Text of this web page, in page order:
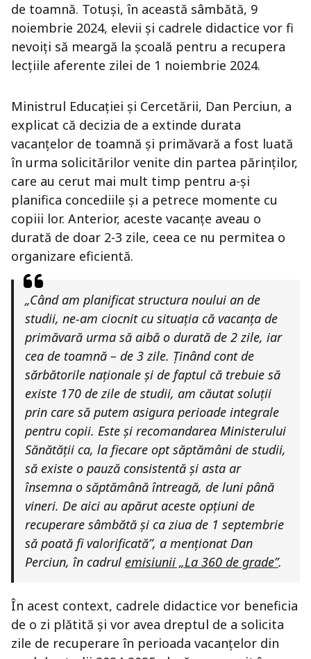
de toamnă. Totuși, în această sâmbătă, 9
noiembrie 2024, elevii și cadrele didactice vor fi
nevoiți să meargă la școală pentru a recupera
lecțiile aferente zilei de 1 noiembrie 2024.
Ministrul Educației și Cercetării, Dan Perciun, a
explicat că decizia de a extinde durata
vacanțelor de toamnă și primăvară a fost luată
în urma solicitărilor venite din partea părinților,
care au cerut mai mult timp pentru a-și
planifica concediile și a petrece momente cu
copiii lor. Anterior, aceste vacanțe aveau o
durată de doar 2-3 zile, ceea ce nu permitea o
organizare eficientă.
„Când am planificat structura noului an de
studii, ne-am ciocnit cu situația că vacanța de
primăvară urma să aibă o durată de 2 zile, iar
cea de toamnă – de 3 zile. Ținând cont de
sărbătorile naționale și de faptul că trebuie să
existe 170 de zile de studii, am căutat soluții
prin care să putem asigura perioade integrale
pentru copii. Este și recomandarea Ministerului
Sănătății ca, la fiecare opt săptămâni de studii,
să existe o pauză consistentă și asta ar
însemna o săptămână întreagă, de luni până
vineri. De aici au apărut aceste opțiuni de
recuperare sâmbătă și ca ziua de 1 septembrie
să poată fi valorificată”, a menționat Dan
Perciun, în cadrul emisiunii „La 360 de grade”.
În acest context, cadrele didactice vor beneficia
de o zi plătită și vor avea dreptul de a solicita
zile de recuperare în perioada vacanțelor din